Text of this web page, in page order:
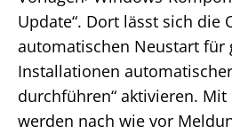
Update“. Dort lässt sich die
automatischen Neustart für
Installationen
durchführen“ aktivieren.
werden nach wie vor